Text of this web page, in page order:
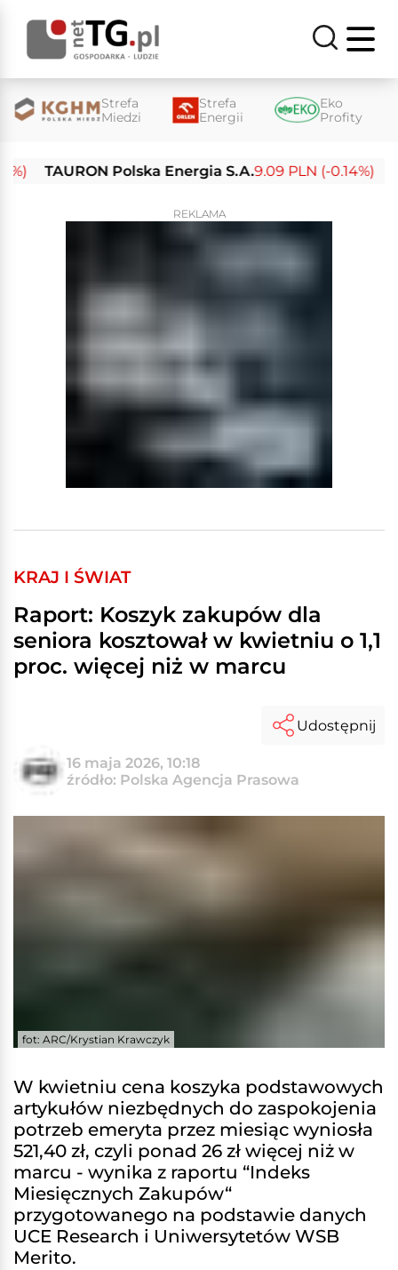
Strefa
Miedzi
Strefa
Energii
Eko
Profity
TAURON Polska Energia S.A. 9.09 PLN (-0.14%)
REKLAMA
KRAJ I ŚWIAT
Raport: Koszyk zakupów dla
seniora kosztował w kwietniu o 1,1
proc. więcej niż w marcu
16 maja 2026, 10:18
źródło: Polska Agencja Prasowa
Udostępnij
fot: ARC/Krystian Krawczyk
W kwietniu cena koszyka podstawowych
artykułów niezbędnych do zaspokojenia
potrzeb emeryta przez miesiąc wyniosła
521,40 zł, czyli ponad 26 zł więcej niż w
marcu - wynika z raportu “Indeks
Miesięcznych Zakupów“
przygotowanego na podstawie danych
UCE Research i Uniwersytetów WSB
Merito.